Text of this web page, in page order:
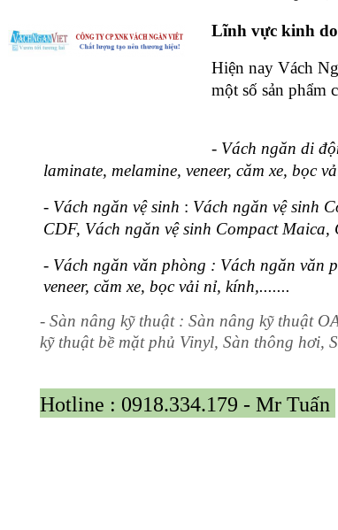
Lĩnh vực kinh
Hiện nay Vách
một số sản phẩm
- Vách ngăn di
laminate, melamine, veneer, căm xe, bọc
- Vách ngăn vệ sinh : Vách ngăn vệ sinh
CDF, Vách ngăn vệ sinh Compact
- Vách ngăn văn phòng : Vách ngăn văn
veneer, căm xe, bọc vải nỉ, kính,.......
- Sàn nâng kỹ thuật : Sàn nâng kỹ thuật
kỹ thuật bề mặt phủ Vinyl, Sàn thông
Hotline : 0918.334.179 - Mr Tuấn